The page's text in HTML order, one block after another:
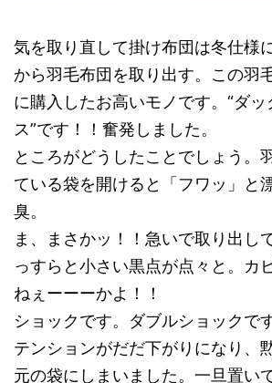
気を取り直して掛け布団は冬仕様
から羽毛布団を取り出す。この羽
に購入したお高いモノです。“ダッ
ス”です！！奮発しました。
ところがどうしたことでしょう。
ている袋を開けると「フワッ」と
臭。
ま、まさかッ！！急いで取り出し
っすらと小さい黒点が点々と。カ
ねぇーーーかよ！！
ショックです。ダブルショックです
テンションがだだ下がりになり、
元の袋にしまいました。一旦置い